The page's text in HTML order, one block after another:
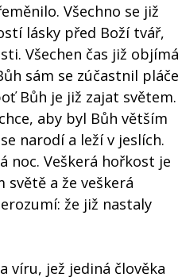
Všechno se již
lásky před Boží tvář,
Všechen čas již objímá
sám se zúčastnil
Bůh je již zajat světem.
aby byl Bůh větším
narodí a leží v jeslích.
noc. Veškerá hořkost je
a že veškerá
že již nastaly
víru, jež jediná člověka